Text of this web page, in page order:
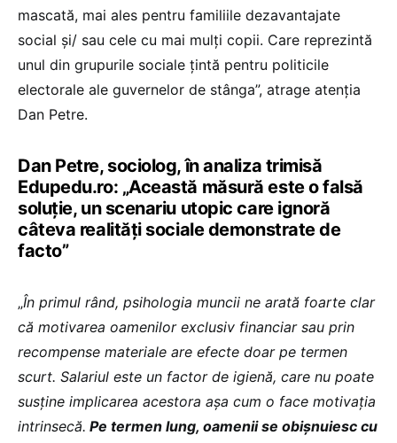
mascată, mai ales pentru familiile dezavantajate
social și/ sau cele cu mai mulți copii. Care reprezintă
unul din grupurile sociale țintă pentru politicile
electorale ale guvernelor de stânga”, atrage atenția
Dan Petre.
Dan Petre, sociolog, în analiza trimisă
Edupedu.ro: „Această măsură este o falsă
soluție, un scenariu utopic care ignoră
câteva realități sociale demonstrate de
facto”
„În primul rând, psihologia muncii ne arată foarte clar
că motivarea oamenilor exclusiv financiar sau prin
recompense materiale are efecte doar pe termen
scurt. Salariul este un factor de igienă, care nu poate
susține implicarea acestora așa cum o face motivația
intrinsecă. Pe termen lung, oamenii se obișnuiesc cu